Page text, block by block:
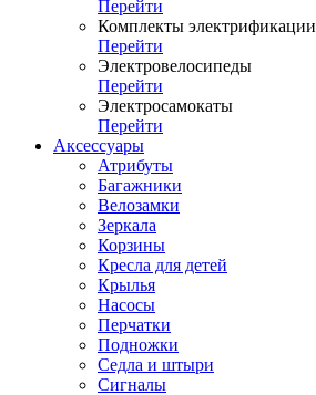
Перейти
Комплекты электрификации
Перейти
Электровелосипеды
Перейти
Электросамокаты
Перейти
Аксессуары
Атрибуты
Багажники
Велозамки
Зеркала
Корзины
Кресла для детей
Крылья
Насосы
Перчатки
Подножки
Седла и штыри
Сигналы